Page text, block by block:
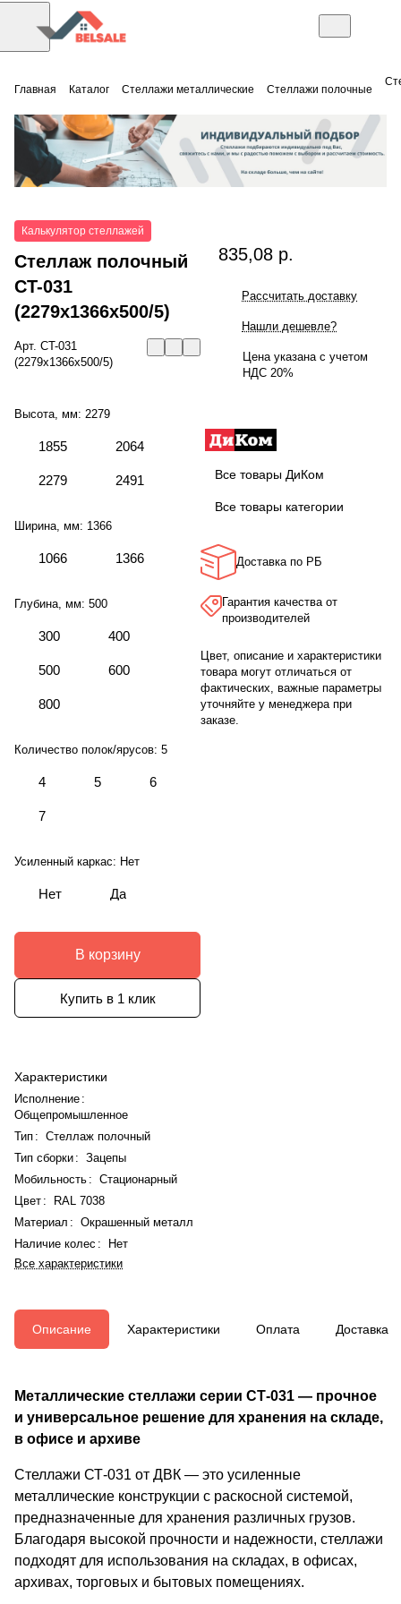
Главная Каталог Стеллажи металлические Стеллажи полочные
Калькулятор стеллажей
Стеллаж полочный
СT-031
(2279x1366x500/5)
Арт. СT-031
(2279x1366x500/5)
Высота, мм: 2279
1855 2064
2279 2491
Ширина, мм: 1366
1066 1366
Глубина, мм: 500
300 400
500 600
800
Количество полок/ярусов: 5
4 5 6
7
Усиленный каркас: Нет
Нет Да
В корзину
Купить в 1 клик
Характеристики
Исполнение :
Общепромышленное
Тип : Стеллаж полочный
Тип сборки: Зацепы
Мобильность : Стационарный
Цвет :
RAL 7038
Материал : Окрашенный металл
Наличие колес :
Нет
Все характеристики
835,08 р.
Рассчитать доставку
Нашли дешевле?
Цена указана с учетом
НДС 20%
Все товары ДиКом
Все товары категории
Доставка по РБ
Гарантия качества от
производителей
Цвет, описание и характеристики
товара могут отличаться от
фактических, важные параметры
уточняйте у менеджера при
заказе.
Описание Характеристики Оплата Доставка
Металлические стеллажи серии СТ-031 — прочное
и универсальное решение для хранения на складе,
в офисе и архиве
Стеллажи СТ-031 от ДВК — это усиленные
металлические конструкции с раскосной системой,
предназначенные для хранения различных грузов.
Благодаря высокой прочности и надежности, стеллажи
подходят для использования на складах, в офисах,
архивах, торговых и бытовых помещениях.